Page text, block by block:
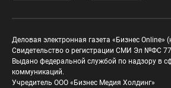
Деловая электронная газета «Бизнес Online»
Свидетельство о регистрации СМИ Эл №ФС
Выдано федеральной службой по надзору в
коммуникаций.
Учредитель ООО «Бизнес Медия Холдинг»